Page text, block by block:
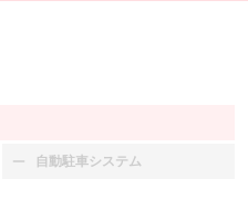
自動駐車システム
：装備なし